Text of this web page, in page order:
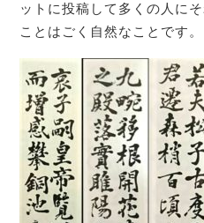
ットに投稿して多くの人に
ことはごく自然なことです。